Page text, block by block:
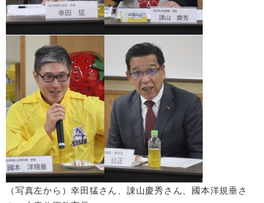
（写真左から）幸田猛さん、諌山慶秀 さん、國本洋規垂さ